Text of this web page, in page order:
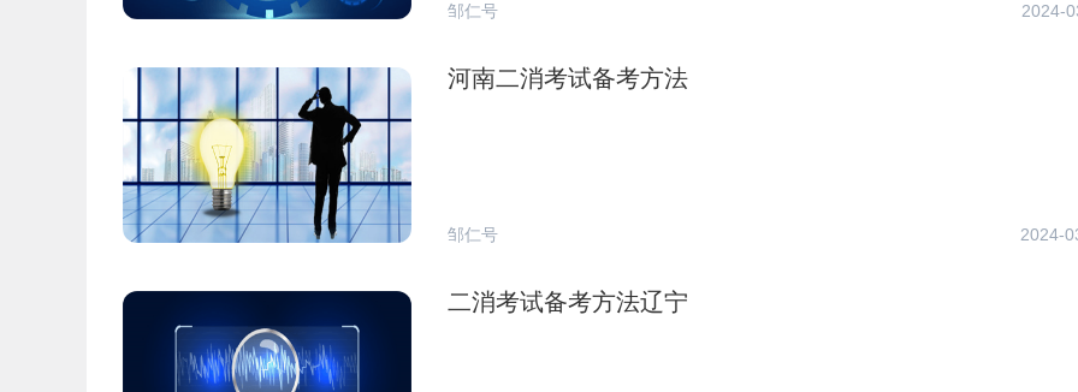
邹仁号 2024-
河南二消考试备考方法
邹仁号 2024-
二消考试备考方法辽宁